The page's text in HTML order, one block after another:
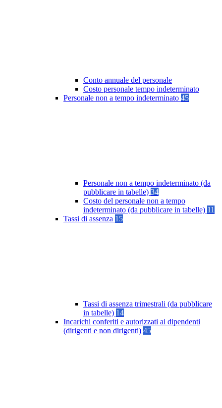
Conto annuale del personale
Costo personale tempo indeterminato
Personale non a tempo indeterminato 45
Personale non a tempo indeterminato (da
pubblicare in tabelle) 34
Costo del personale non a tempo
indeterminato (da pubblicare in tabelle) 11
Tassi di assenza 15
Tassi di assenza trimestrali (da pubblicare
in tabelle) 14
Incarichi conferiti e autorizzati ai dipendenti
(dirigenti e non dirigenti) 45